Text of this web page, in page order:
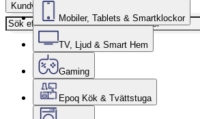
Kundvagn
Mobiler, Tablets & Smartklockor
TV, Ljud & Smart Hem
Gaming
Epoq Kök & Tvättstuga